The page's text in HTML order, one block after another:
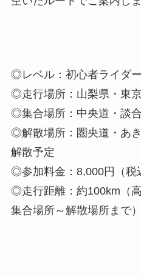
◎レベル：初心者ライダ
◎走行場所：山梨県・東京
◎集合場所：中央道・談
◎解散場所：圏央道・あ
解散予定
◎参加料金：8,000円（税
◎走行距離：約100km（
集合場所～解散場所まで）